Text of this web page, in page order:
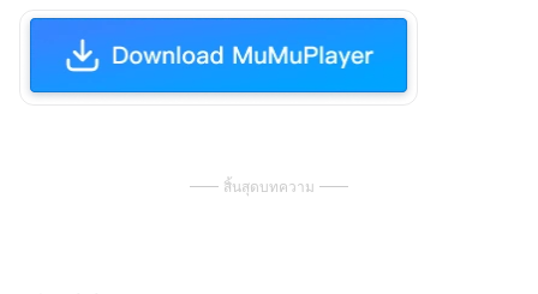
สิ้นสุดบทความ